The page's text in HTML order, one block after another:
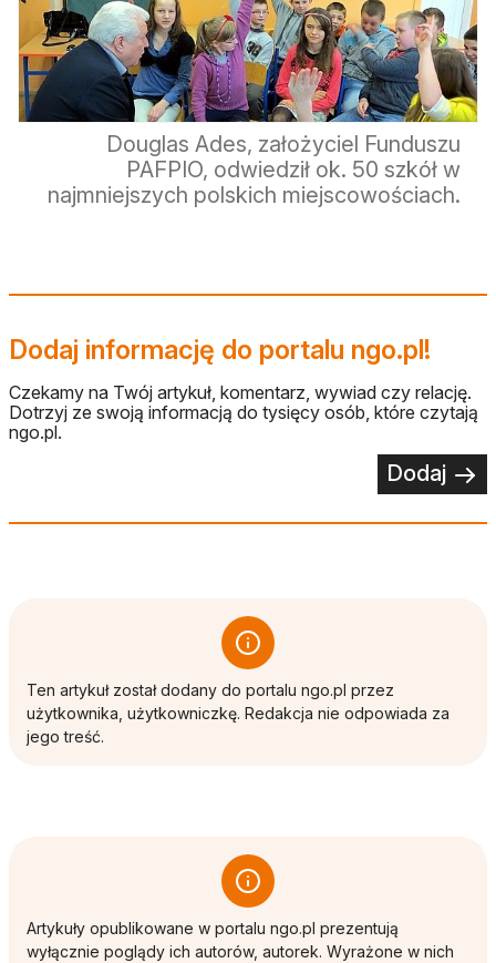
Douglas Ades, założyciel Funduszu
PAFPIO, odwiedził ok. 50 szkół w
najmniejszych polskich miejscowościach.
Dodaj informację do portalu ngo.pl!
Czekamy na Twój artykuł, komentarz, wywiad czy relację.
Dotrzyj ze swoją informacją do tysięcy osób, które czytają
ngo.pl.
Dodaj
Ten artykuł został dodany do portalu ngo.pl przez
użytkownika, użytkowniczkę. Redakcja nie odpowiada za
jego treść.
Artykuły opublikowane w portalu ngo.pl prezentują
wyłącznie poglądy ich autorów, autorek. Wyrażone w nich